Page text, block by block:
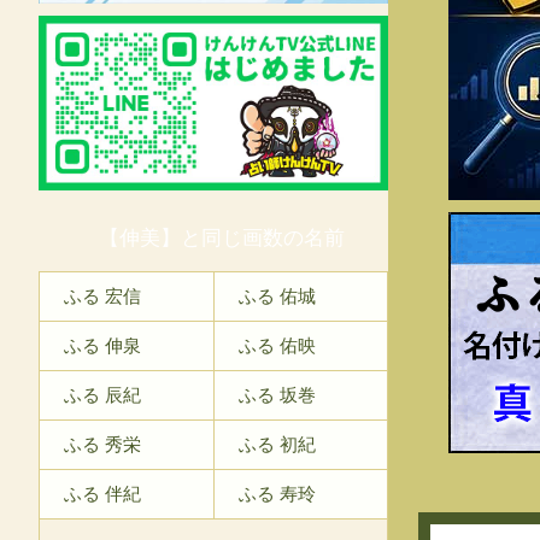
【伸美】と同じ画数の名前
ふる 宏信 ふる 佑城
ふる 伸泉 ふる 佑映
ふる 辰紀 ふる 坂巻
ふる 秀栄 ふる 初紀
ふる 伴紀 ふる 寿玲
ふ